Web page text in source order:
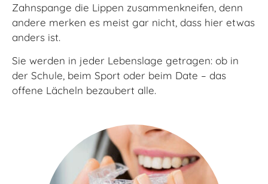
Zahnspange die Lippen zusammenkneifen, denn
andere merken es meist gar nicht, dass hier etwas
anders ist.
Sie werden in jeder Lebenslage getragen: ob in
der Schule, beim Sport oder beim Date – das
offene Lächeln bezaubert alle.